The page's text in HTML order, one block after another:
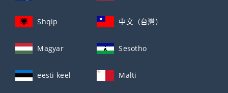
Shqip 中文（台灣）
Magyar Sesotho
eesti keel Malti